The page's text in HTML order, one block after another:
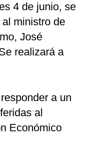
4 de junio, se
ministro de
José
realizará a
a un
al
Económico